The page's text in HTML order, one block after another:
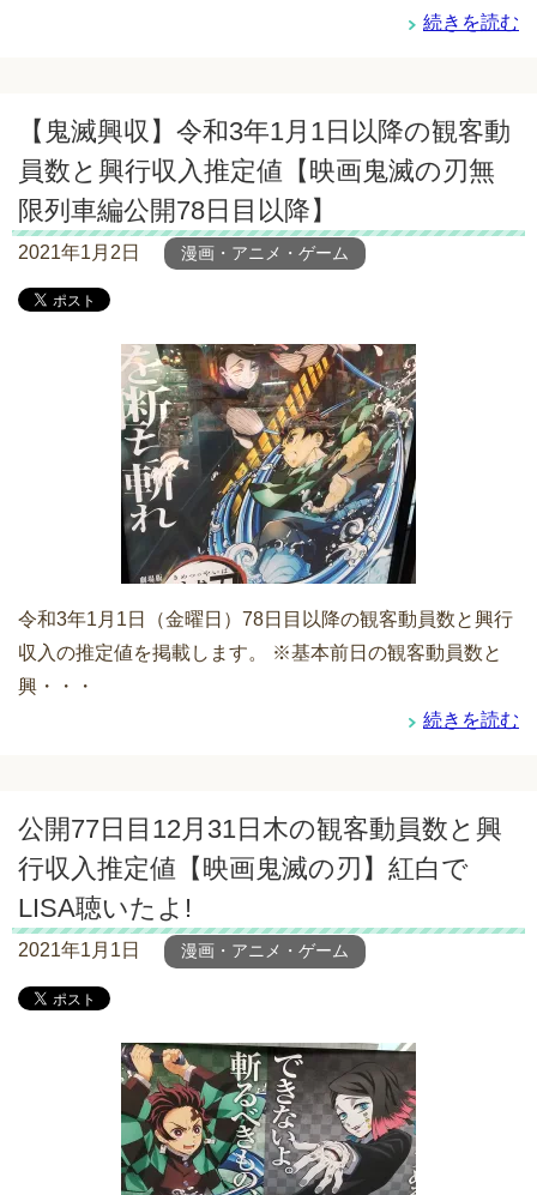
続きを読む
【鬼滅興収】令和3年1月1日以降の観客動
員数と興行収入推定値【映画鬼滅の刃無
限列車編公開78日目以降】
2021年1月2日 漫画・アニメ・ゲーム
令和3年1月1日（金曜日）78日目以降の観客動員数と興行
収入の推定値を掲載します。 ※基本前日の観客動員数と
興・・・
続きを読む
公開77日目12月31日木の観客動員数と興
行収入推定値【映画鬼滅の刃】紅白で
LISA聴いたよ!
2021年1月1日 漫画・アニメ・ゲーム